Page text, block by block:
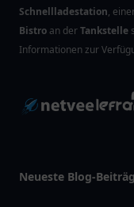
Schnellladestation,
Bistro an derTankstelle
Informationen zur
Neueste Blog-